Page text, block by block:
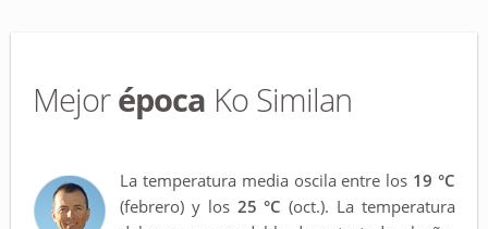
Mejorépoca Ko Similan
La temperatura media oscila entre los 19 °C
(febrero) y los 25 °C (oct.). La temperatura